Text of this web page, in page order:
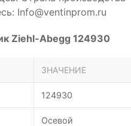
Info@ventinprom.ru
Ziehl-Abegg 124930
ЗНАЧЕНИЕ
124930
Осевой